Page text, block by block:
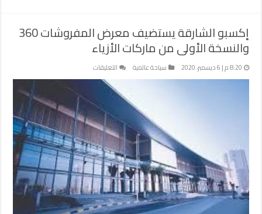
إكسبو الشارقة يستضيف معرض المفروشات 360
والنسخة الأولى من ماركات الأزياء
8:20 م | 6 ديسمبر، 2020 سياحة عالمية التعليقات
إكسبو
يستضيف
معرض
المفروشات
360
والنسخة
الأولى
من
ماركات
الأزياء
مغلقة